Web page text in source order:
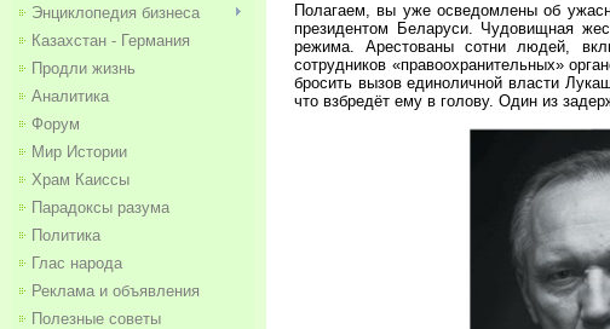
Энциклопедия бизнеса
Казахстан - Германия
Продли жизнь
Аналитика
Форум
Мир Истории
Храм Каиссы
Парадоксы разума
Политика
Глас народа
Реклама и объявления
Полезные советы
Полагаем, вы уже осведомлены об
президентом Беларуси. Чудовищная
режима. Арестованы сотни людей,
сотрудников «правоохранительных»
бросить вызов единоличной власти
что взбредёт ему в голову. Один из